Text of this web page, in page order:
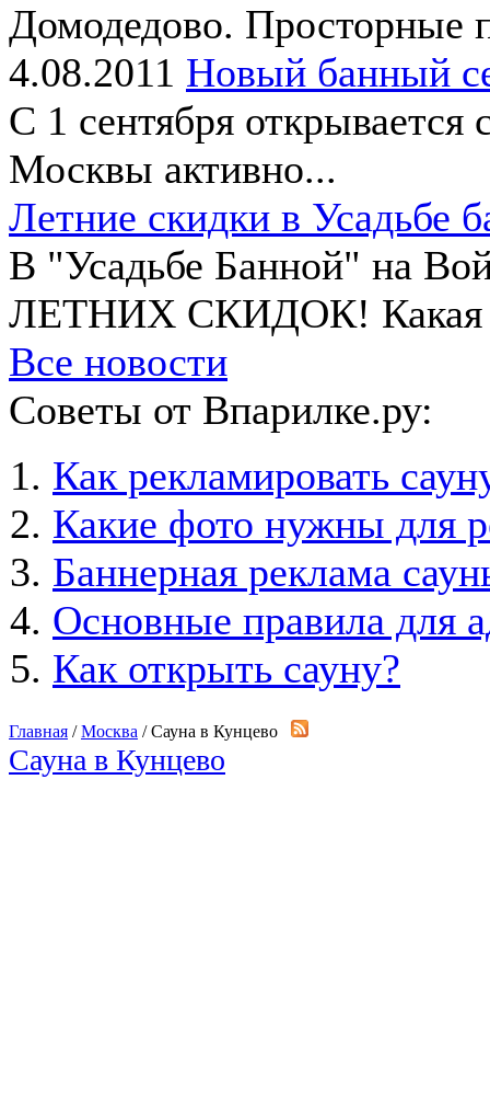
Домодедово. Просторные
4.08.2011 Новый банный
С 1 сентября
Москвы активно...
Летние скидки в Усадьбе
В "Усадьбе Банной" на
ЛЕТНИХ СКИДОК! Какая
Все новости
Советы от Впарилке.ру:
Как рекламировать
Какие фото нужны для
Баннерная реклама
Основные правила для
Как открыть сауну?
Главная /Москва / Сауна в Кунцево
Сауна в Кунцево